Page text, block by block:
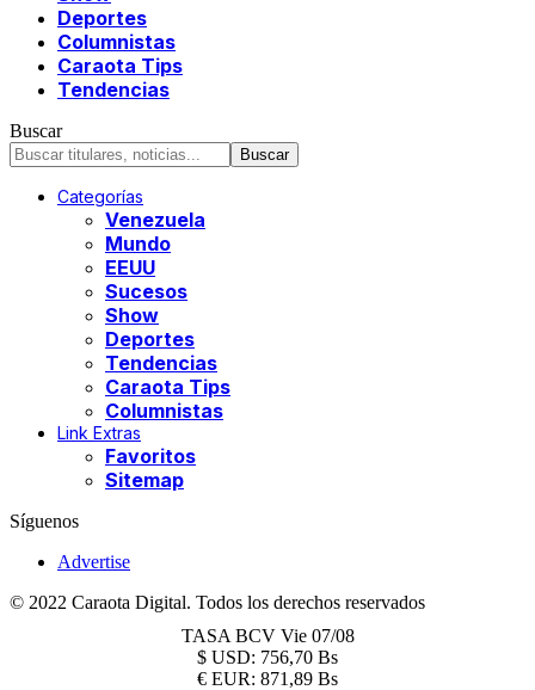
Deportes
Columnistas
Caraota Tips
Tendencias
Buscar
Categorías
Venezuela
Mundo
EEUU
Sucesos
Show
Deportes
Tendencias
Caraota Tips
Columnistas
Link Extras
Favoritos
Sitemap
Síguenos
Advertise
© 2022 Caraota Digital. Todos los derechos reservados
TASA BCV Vie 07/08
$ USD: 756,70 Bs
€ EUR: 871,89 Bs